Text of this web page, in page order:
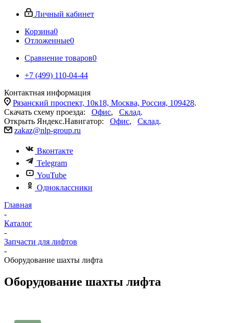
Личный кабинет
Корзина0
Отложенные0
Сравнение товаров0
+7 (499) 110-04-44
Контактная информация
Рязанский проспект, 10к18, Москва, Россия, 109428.
Скачать схему проезда: Офис, Склад.
Открыть Яндекс.Навигатор: Офис, Склад.
zakaz@nlp-group.ru
Вконтакте
Telegram
YouTube
Одноклассники
Главная
-
Каталог
-
Запчасти для лифтов
-
Оборудование шахты лифта
Оборудование шахты лифта